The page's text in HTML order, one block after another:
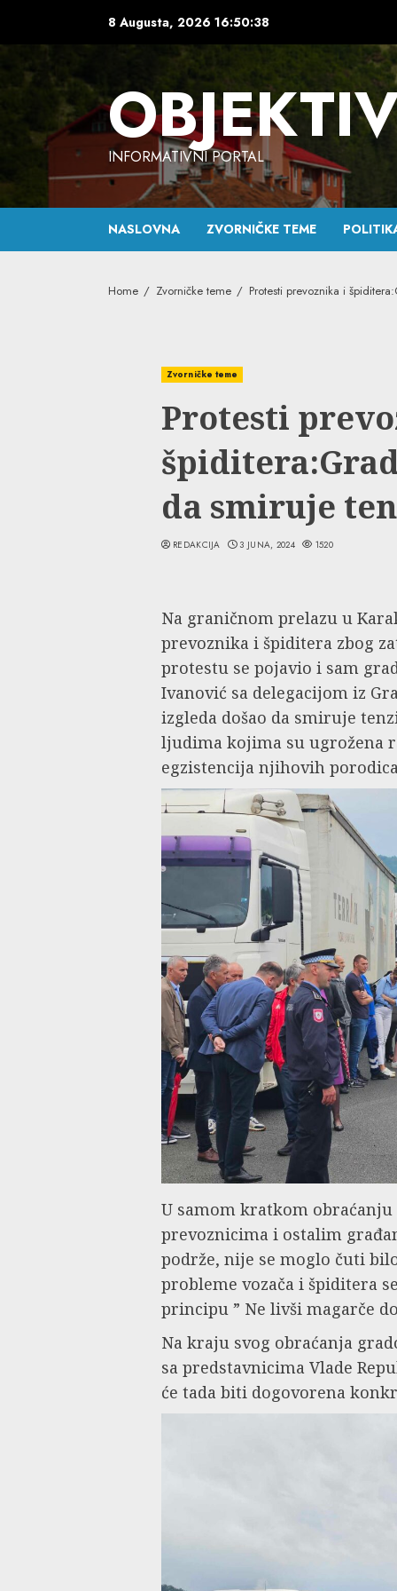
8 Augusta, 2026 16:50:39
INFORMATIVNI PORTAL
NASLOVNA ZVORNIČKE TEME
Home Zvorničke teme Protesti prevoznika i
Zvorničke teme
Protesti
da smiruje
REDAKCIJA 3 JUNA, 2024 1520
Na graničnom prelazu u
prevoznika i špiditera zbog
protestu se pojavio i sam
Ivanović sa delegacijom iz
izgleda došao da smiruje
ljudima kojima su ugrožena
egzistencija njihovih
U samom kratkom
prevoznicima i ostalim
podrže, nije se moglo čuti
probleme vozača i špiditera
principu ” Ne livši magarče
Na kraju svog obraćanja
sa predstavnicima Vlade
će tada biti dogovorena